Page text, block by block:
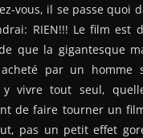
vous, il se passe quoi
RIEN!!! Le film est
que la gigantesque
par un homme
vivre tout seul,
de faire tourner un
pas un petit effet